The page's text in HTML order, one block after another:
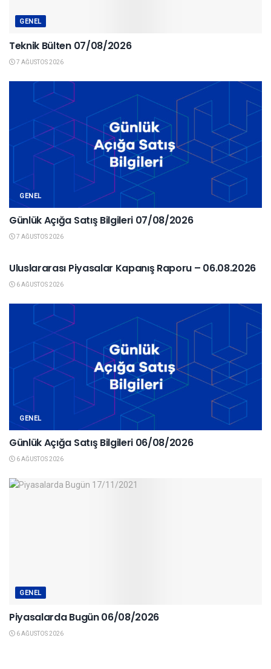
GENEL
Teknik Bülten 07/08/2026
7 AĞUSTOS 2026
GENEL
Günlük Açığa Satış Bilgileri 07/08/2026
7 AĞUSTOS 2026
Uluslararası Piyasalar Kapanış Raporu – 06.08.2026
6 AĞUSTOS 2026
GENEL
Günlük Açığa Satış Bilgileri 06/08/2026
6 AĞUSTOS 2026
GENEL
Piyasalarda Bugün 06/08/2026
6 AĞUSTOS 2026